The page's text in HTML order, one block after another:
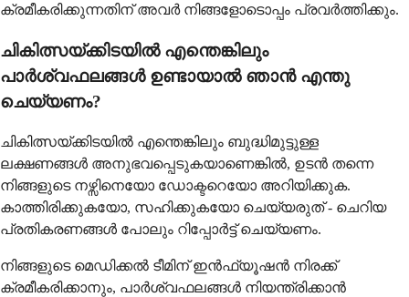
ക്രമീകരിക്കുന്നതിന് അവർ നിങ്ങളോടൊപ്പം പ്രവർത്തിക്കും.
ചികിത്സയ്ക്കിടയിൽ എന്തെങ്കിലും
പാർശ്വഫലങ്ങൾ ഉണ്ടായാൽ ഞാൻ എന്തു
ചെയ്യണം?
ചികിത്സയ്ക്കിടയിൽ എന്തെങ്കിലും ബുദ്ധിമുട്ടുള്ള
ലക്ഷണങ്ങൾ അനുഭവപ്പെടുകയാണെങ്കിൽ, ഉടൻ തന്നെ
നിങ്ങളുടെ നഴ്സിനെയോ ഡോക്ടറെയോ അറിയിക്കുക.
കാത്തിരിക്കുകയോ, സഹിക്കുകയോ ചെയ്യരുത് - ചെറിയ
പ്രതികരണങ്ങൾ പോലും റിപ്പോർട്ട് ചെയ്യണം.
നിങ്ങളുടെ മെഡിക്കൽ ടീമിന് ഇൻഫ്യൂഷൻ നിരക്ക്
ക്രമീകരിക്കാനും, പാർശ്വഫലങ്ങൾ നിയന്ത്രിക്കാൻ